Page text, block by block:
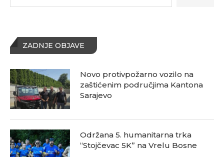
ZADNJE OBJAVE
Novo protivpožarno vozilo na
zaštićenim područjima Kantona
Sarajevo
Održana 5. humanitarna trka
“Stojčevac 5K” na Vrelu Bosne